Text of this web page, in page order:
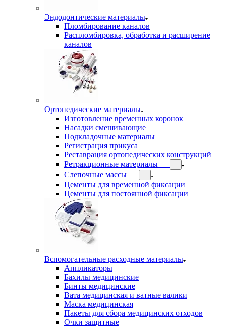
Эндодонтические материалы
Пломбирование каналов
Распломбировка, обработка и расширение
каналов
Ортопедические материалы
Изготовление временных коронок
Насадки смешивающие
Подкладочные материалы
Регистрация прикуса
Реставрация ортопедических конструкций
Ретракционные материалы
Слепочные массы
Цементы для временной фиксации
Цементы для постоянной фиксации
Вспомогательные расходные материалы
Аппликаторы
Бахилы медицинские
Бинты медицинские
Вата медицинская и ватные валики
Маска медицинская
Пакеты для сбора медицинских отходов
Очки защитные